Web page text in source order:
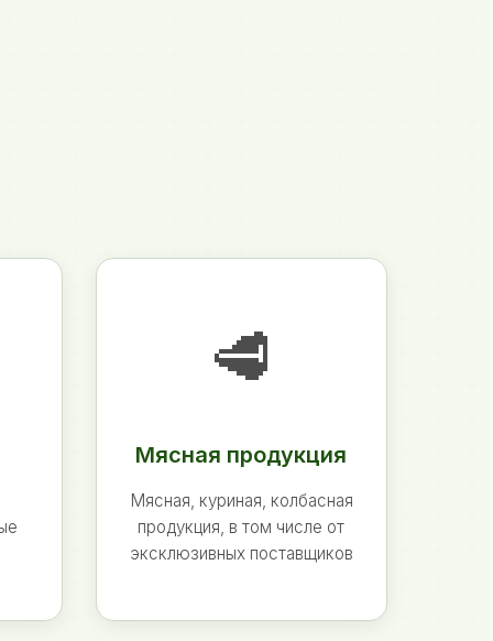
🥩
Мясная продукция
Мясная, куриная, колбасная
продукция, в том числе от
эксклюзивных поставщиков